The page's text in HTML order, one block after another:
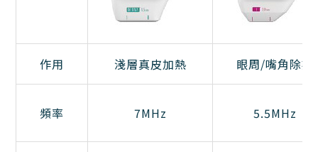
作用 淺層真皮加熱 眼周/嘴角除皺
頻率 7MHz 5.5MHz